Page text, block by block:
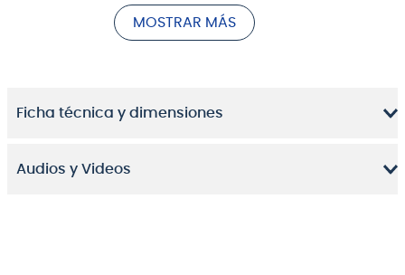
presentar el alto estándar alcanzado al mundo
entero, la mejor manera de hacerlo es incorporando
¡Escoge entre muchos estilos y diseños una correa
puedas disfrutar de la mejor experiencia y
comodidad que mereces!
MOSTRAR MÁS
Ficha técnica y dimensiones
Audios y Videos